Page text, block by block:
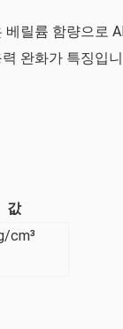
릴륨 함량으로
완화가 특징입
값
cm³